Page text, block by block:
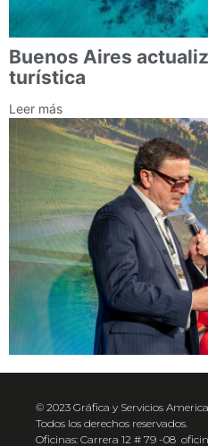
Buenos Aires
turística
Leer más
© 2023 Gráfica y Servicios
Todos los derechos reservados.
Oficinas: Carrera 12 # 79 -08